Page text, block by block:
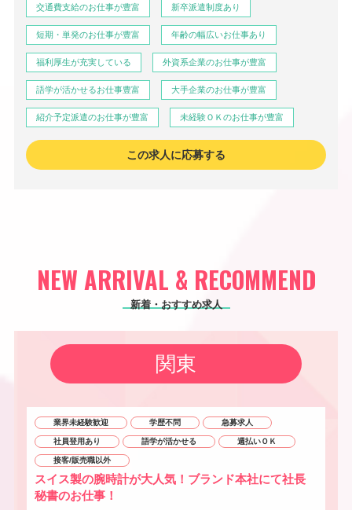
交通費支給のお仕事が豊富 新卒派遣制度あり
短期・単発のお仕事が豊富 年齢の幅広いお仕事あり
福利厚生が充実している 外資系企業のお仕事が豊富
語学が活かせるお仕事豊富 大手企業のお仕事が豊富
紹介予定派遣のお仕事が豊富 未経験ＯＫのお仕事が豊富
この求人に応募する
NEW ARRIVAL & RECOMMEND
新着・おすすめ求人
関東
業界未経験歓迎 学歴不問 急募求人
社員登用あり 語学が活かせる 週払いＯＫ
接客/販売職以外
スイス製の腕時計が大人気！ブランド本社にて社長
秘書のお仕事！